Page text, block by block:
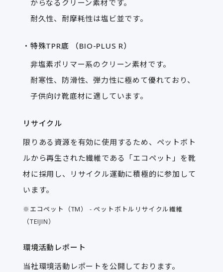
からなるクリーン素材です。
耐久性、耐摩耗性は塩ビ並です。
特殊TPR底 （BIO-PLUS R）
非塩素ポリマー系のクリーン素材です。
耐寒性、防滑性、弾力性に極めて優れており、
子供向け靴底材に適しています。
リサイクル
限りある資源を有効に使用するため、ペットボト
ルから再生された繊維である「エコペット」を靴
材に採用し、リサイクル運動に積極的に参加して
います。
※エコペット（TM） - ペットボトルリサイクル繊維
（TEIJIN）
環境活動レポート
当社環境活動レポートを公開しております。